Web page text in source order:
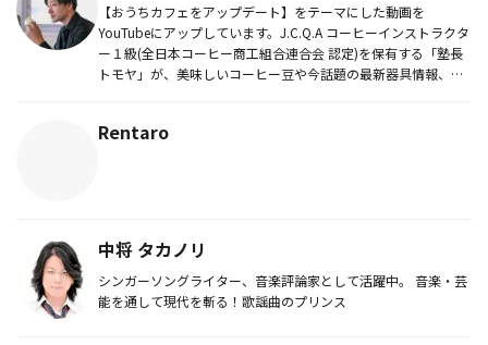
【おうちカフェをアップデート】をテーマにした動画を
YouTubeにアップしています。J.C.Q.A コーヒーインストラクタ
ー１級(全日本コーヒー商工組合連合会 認定)を保有する「塾長
トモヤ」が、美味しいコーヒー豆や今話題の最新器具情報、
Rentaro
中将 タカノリ
シンガーソングライター、音楽評論家として活躍中。 音楽・芸
能を通して現代を斬る！歌謡曲のプリンス